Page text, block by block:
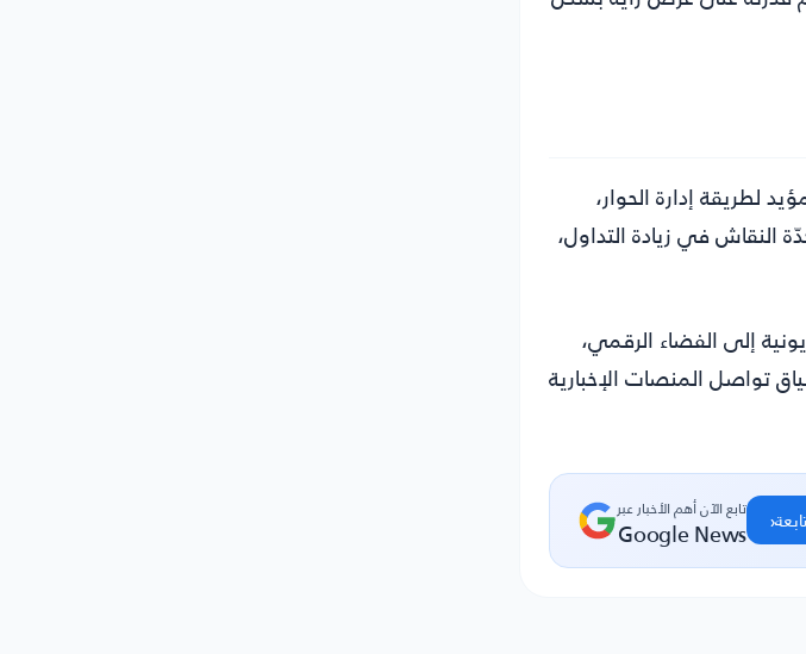
لطريقة إدارة الحوار،
النقاش في زيادة التداول،
إلى الفضاء الرقمي،
تواصل المنصات الإخبارية
تابع الآن أهم الأخبار عبر
Google News ‹